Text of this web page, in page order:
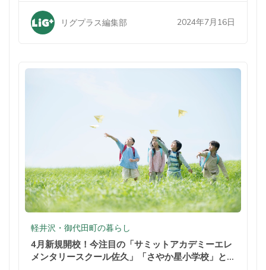
リグプラス編集部 2024年7月16日
軽井沢・御代田町の暮らし
4月新規開校！今注目の「サミットアカデミーエレ
メンタリースクール佐久」「さやか星小学校」と